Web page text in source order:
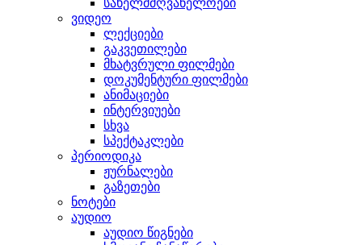
სახელმძღვანელოები
ვიდეო
ლექციები
გაკვეთილები
მხატვრული ფილმები
დოკუმენტური ფილმები
ანიმაციები
ინტერვიუები
სხვა
სპექტაკლები
პერიოდიკა
ჟურნალები
გაზეთები
ნოტები
აუდიო
აუდიო წიგნები